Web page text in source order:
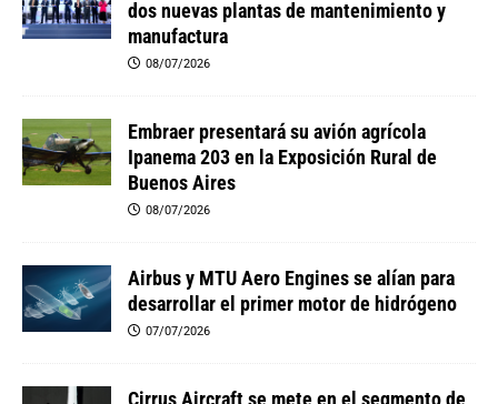
dos nuevas plantas de mantenimiento y
manufactura
08/07/2026
Embraer presentará su avión agrícola
Ipanema 203 en la Exposición Rural de
Buenos Aires
08/07/2026
Airbus y MTU Aero Engines se alían para
desarrollar el primer motor de hidrógeno
07/07/2026